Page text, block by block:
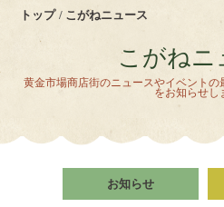
トップ こがねニュース
こがねニ
黄金市場商店街のニュースやイベント
をお知らせし
お知らせ